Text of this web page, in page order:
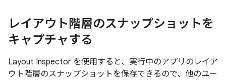
レイアウト階層のスナップショットを
キャプチャする
Layout Inspector を使用すると、実行中のアプリのレイア
ウト階層のスナップショットを保存できるので、他のユー